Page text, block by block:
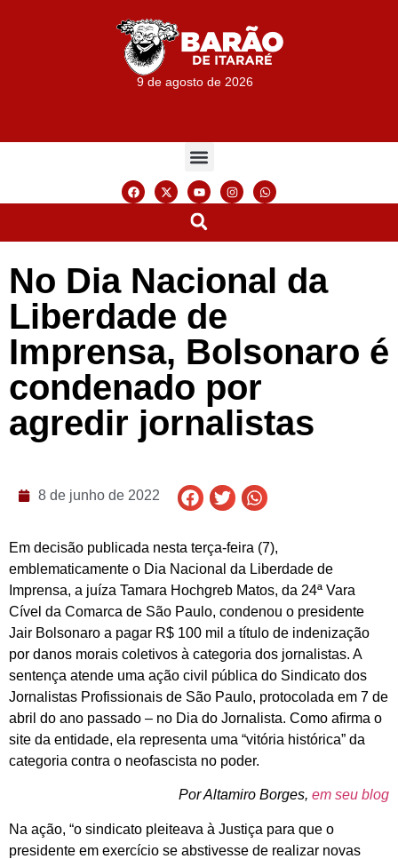
9 de agosto de 2026
No Dia Nacional da
Liberdade de
Imprensa, Bolsonaro é
condenado por
agredir jornalistas
8 de junho de 2022
Em decisão publicada nesta terça-feira (7),
emblematicamente o Dia Nacional da Liberdade de
Imprensa, a juíza Tamara Hochgreb Matos, da 24ª Vara
Cível da Comarca de São Paulo, condenou o presidente
Jair Bolsonaro a pagar R$ 100 mil a título de indenização
por danos morais coletivos à categoria dos jornalistas. A
sentença atende uma ação civil pública do Sindicato dos
Jornalistas Profissionais de São Paulo, protocolada em 7 de
abril do ano passado – no Dia do Jornalista. Como afirma o
site da entidade, ela representa uma “vitória histórica” da
categoria contra o neofascista no poder.
Por Altamiro Borges, em seu blog
Na ação, “o sindicato pleiteava à Justiça para que o
presidente em exercício se abstivesse de realizar novas